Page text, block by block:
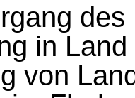
in
von